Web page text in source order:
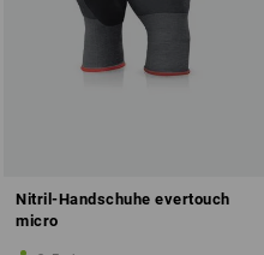
über 120 Modelle in Sekunden
Nitril-Handschuhe evertouch
micro